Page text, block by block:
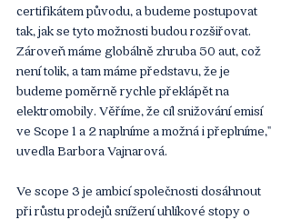
certifikátem původu, a budeme postupovat
tak, jak se tyto možnosti budou rozšiřovat.
Zároveň máme globálně zhruba 50 aut, což
není tolik, a tam máme představu, že je
budeme poměrně rychle překlápět na
elektromobily. Věříme, že cíl snižování emisí
ve Scope 1 a 2 naplníme a možná i přeplníme,"
uvedla Barbora Vajnarová.
Ve scope 3 je ambicí společnosti dosáhnout
při růstu prodejů snížení uhlíkové stopy o